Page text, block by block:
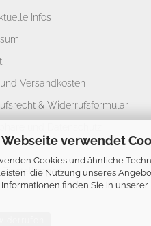
Webseite verwendet
Cookies und ähnliche
die Nutzung unseres
finden Sie in unserer
Infos
und Versandkosten
& Widerrufsformular
Einstellungen